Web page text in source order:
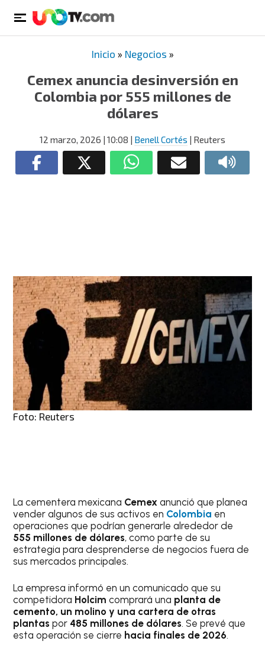
Inicio » Negocios »
Cemex anuncia desinversión en
Colombia por 555 millones de
dólares
12 marzo, 2026 | 10:08 | Benell Cortés | Reuters
Foto: Reuters
La cementera mexicana Cemex anunció que planea
vender algunos de sus activos en Colombia en
operaciones que podrían generarle alrededor de
555 millones de dólares, como parte de su
estrategia para desprenderse de negocios fuera de
sus mercados principales.
La empresa informó en un comunicado que su
competidora Holcim comprará una planta de
cemento, un molino y una cartera de otras
plantas por 485 millones de dólares. Se prevé que
esta operación se cierre hacia finales de 2026.